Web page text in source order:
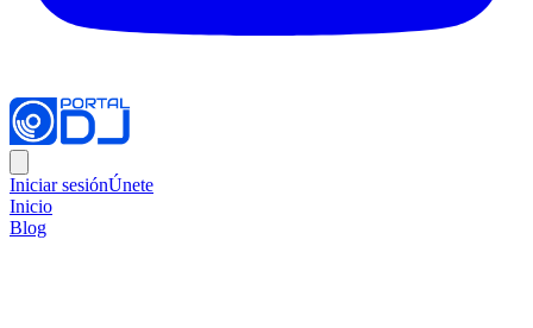
Iniciar sesiónÚnete
Inicio
Blog